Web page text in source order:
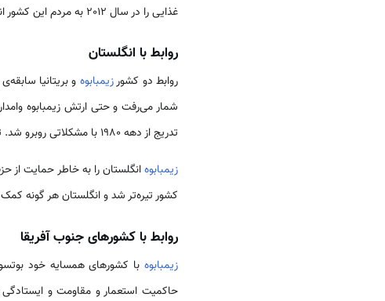
غذایی را در سال 2012 به مردم این کشور انجام داد
روابط با انگلستان
روابط دو کشورزیمبابوه و بریتانیا
شمار می‌رفت و حتی ارتش زیمبابوه
تدریج از دهه 1980 با مشکلاتی روبرو شد. تصمیم
زیمبابوهانگلستان را به خاطر حمایت از
کشور تیره‌تر شد و انگلستان هر گونه
روابط با کشورهای جنوب آفریقا
زیمبابوه با کشورهای همسایه خود
حاکمیت استعمار و مقاومت و ایستادگی